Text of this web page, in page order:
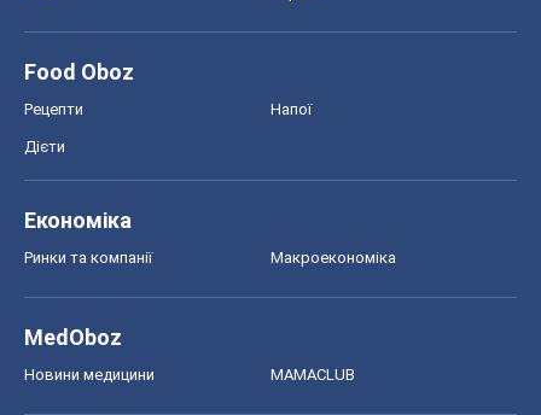
Food Oboz
Рецепти Напої
Дієти
Економіка
Ринки та компанії Макроекономіка
MedOboz
Новини медицини MAMACLUB